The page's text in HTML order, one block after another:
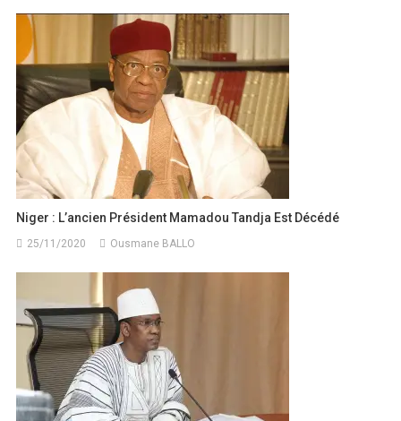
l’article
Niger : L’ancien Président Mamadou Tandja Est Décédé
25/11/2020 Ousmane BALLO